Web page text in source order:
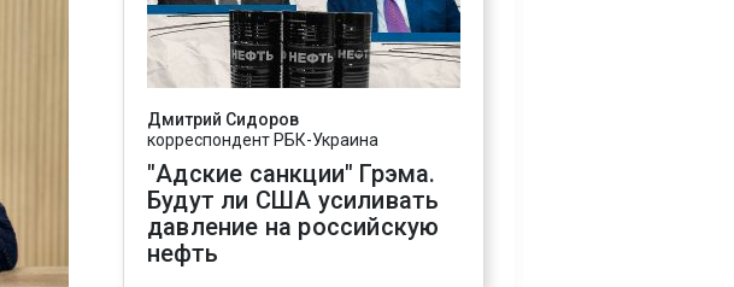
Дмитрий Сидоров
корреспондент РБК-Украина
"Адские санкции" Грэма.
Будут ли США усиливать
давление на российскую
нефть